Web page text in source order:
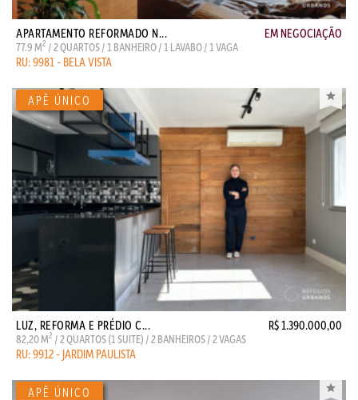
APARTAMENTO REFORMADO N... EM NEGOCIAÇÃO
77.9 M2 / 2 QUARTOS / 1 BANHEIRO / 1 LAVABO / 1 VAGA
RU: 9981 - BELA VISTA
LUZ, REFORMA E PRÉDIO C... R$ 1.390.000,00
82,20 M2 / 2 QUARTOS (1 SUITE) / 2 BANHEIROS / 2 VAGAS
RU: 9912 - JARDIM PAULISTA